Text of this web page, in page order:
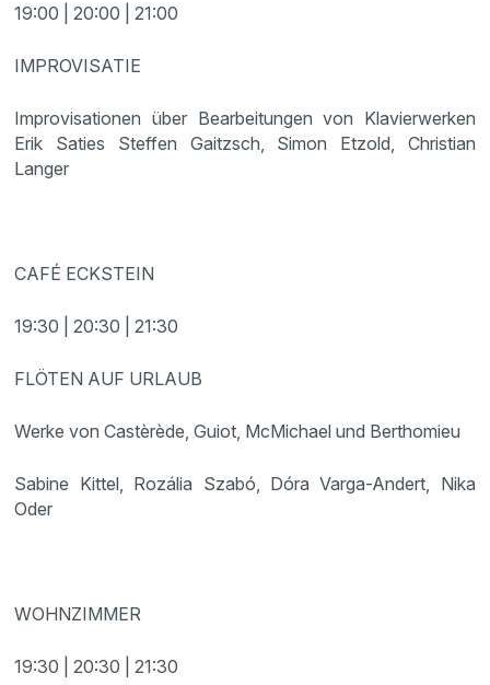
19:00 | 20:00 | 21:00
IMPROVISATIE
Improvisationen über Bearbeitungen von Klavierwerken
Erik Saties Steffen Gaitzsch, Simon Etzold, Christian
Langer
CAFÉ ECKSTEIN
19:30 | 20:30 | 21:30
FLÖTEN AUF URLAUB
Werke von Castèrède, Guiot, McMichael und Berthomieu
Sabine Kittel, Rozália Szabó, Dóra Varga-Andert, Nika
Oder
WOHNZIMMER
19:30 | 20:30 | 21:30